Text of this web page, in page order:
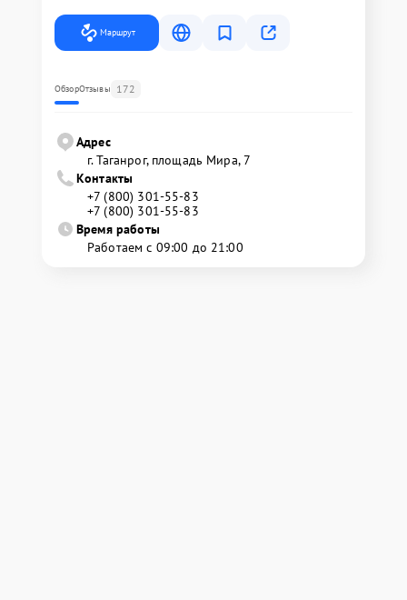
Маршрут
ОбзорОтзывы 172
Адрес
г. Таганрог, площадь Мира, 7
Контакты
+7 (800) 301-55-83
+7 (800) 301-55-83
Время работы
Работаем с 09:00 до 21:00